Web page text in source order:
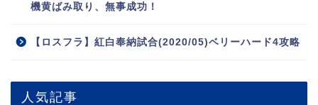
機黄ばみ取り、無事成功！
【ロスフラ】紅白奉納試合(2020/05)ベリーハード4攻略
人気記事